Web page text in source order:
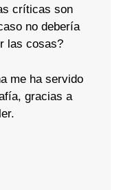
críticas son
no debería
las cosas?
me ha servido
gracias a